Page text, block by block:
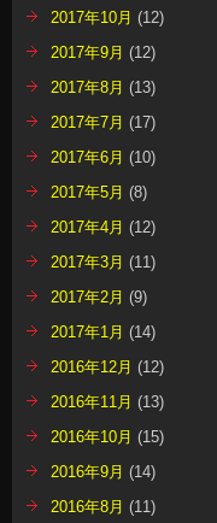
2017年10月 (12)
2017年9月 (12)
2017年8月 (13)
2017年7月 (17)
2017年6月 (10)
2017年5月 (8)
2017年4月 (12)
2017年3月 (11)
2017年2月 (9)
2017年1月 (14)
2016年12月 (12)
2016年11月 (13)
2016年10月 (15)
2016年9月 (14)
2016年8月 (11)